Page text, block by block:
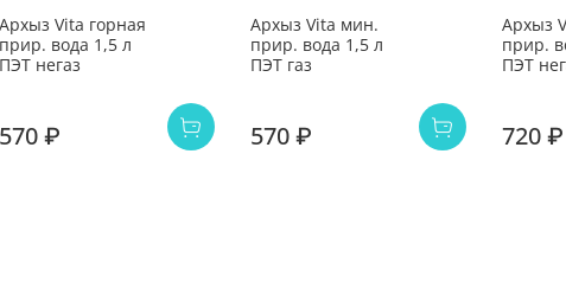
Архыз Vita горная
прир. вода 1,5 л
ПЭТ негаз
570 ₽
Архыз Vita мин.
прир. вода 1,5 л
ПЭТ газ
570 ₽
Архыз
прир.
ПЭТ
720 ₽